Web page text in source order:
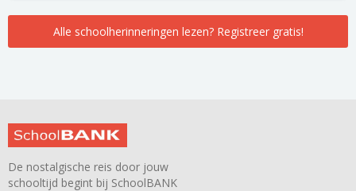
Alle schoolherinneringen lezen? Registreer gratis!
De nostalgische reis door jouw
schooltijd begint bij SchoolBANK